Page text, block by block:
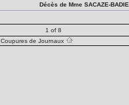
Décès de Mme SACAZE-BADIE
1 of 8
Coupures de Journaux